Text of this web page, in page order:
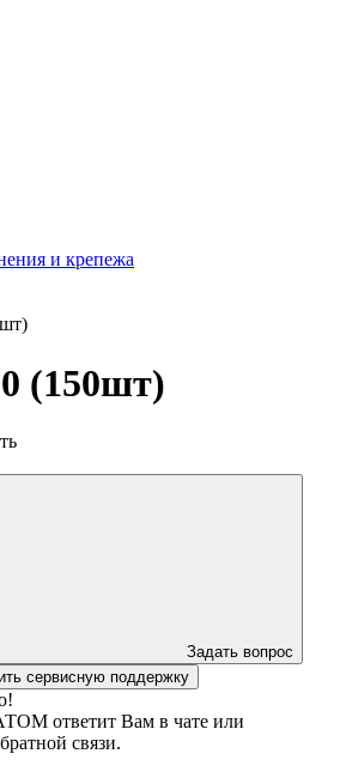
и крепежа
(150шт)
Задать вопрос
сервисную поддержку
ответит Вам в чате или
связи.